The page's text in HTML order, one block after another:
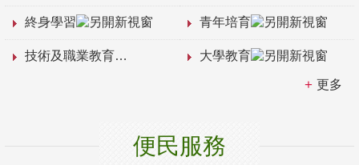
終身學習 青年培育
技術及職業教育 大學教育
更多
便民服務